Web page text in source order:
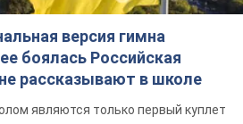
версия гимна
боялась Российская
рассказывают в школе
являются только первый куплет